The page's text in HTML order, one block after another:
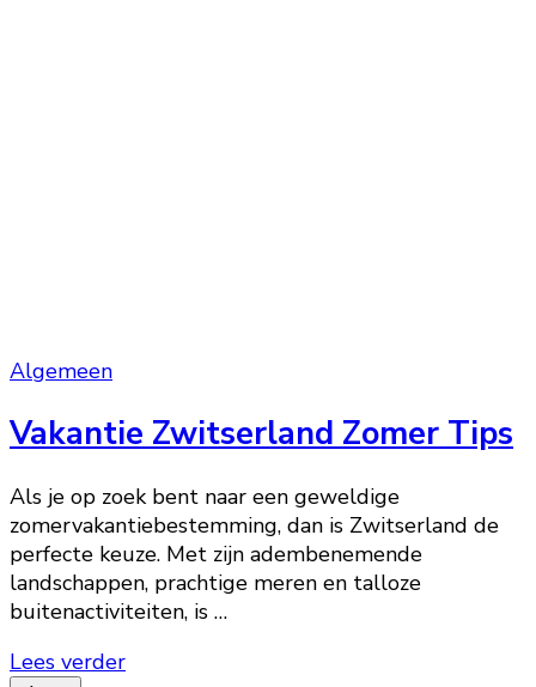
Algemeen
Vakantie Zwitserland Zomer Tips
Als je op zoek bent naar een geweldige
zomervakantiebestemming, dan is Zwitserland de
perfecte keuze. Met zijn adembenemende
landschappen, prachtige meren en talloze
buitenactiviteiten, is …
Lees verder